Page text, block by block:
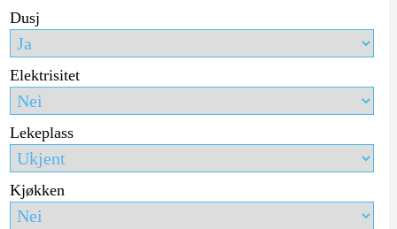
Dusj
Elektrisitet
Lekeplass
Kjøkken